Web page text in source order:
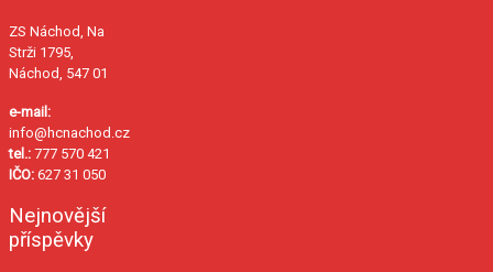
ZS Náchod, Na
Strži 1795,
Náchod, 547 01
e-mail:
info@hcnachod.cz
tel.: 777 570 421
IČO: 627 31 050
Nejnovější
příspěvky